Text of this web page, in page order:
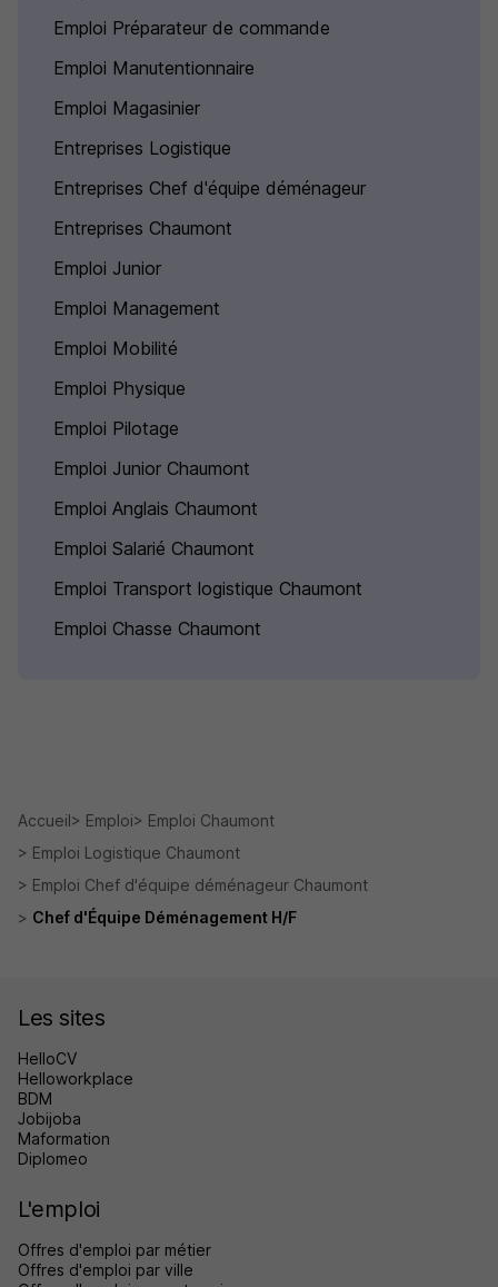
Emploi Préparateur de commande
Emploi Manutentionnaire
Emploi Magasinier
Entreprises Logistique
Entreprises Chef d'équipe déménageur
Entreprises Chaumont
Emploi Junior
Emploi Management
Emploi Mobilité
Emploi Physique
Emploi Pilotage
Emploi Junior Chaumont
Emploi Anglais Chaumont
Emploi Salarié Chaumont
Emploi Transport logistique Chaumont
Emploi Chasse Chaumont
Accueil Emploi
Emploi Chaumont
Emploi Logistique Chaumont
Emploi Chef d'équipe déménageur Chaumont
Chef d'Équipe Déménagement H/F
Les sites
HelloCV
Helloworkplace
BDM
Jobijoba
Maformation
Diplomeo
L'emploi
Offres d'emploi par métier
Offres d'emploi par ville